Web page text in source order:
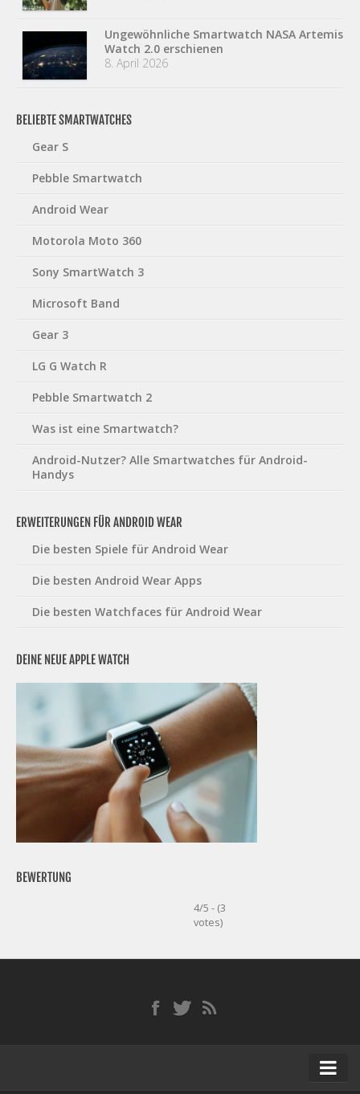
Ungewöhnliche Smartwatch NASA Artemis
Watch 2.0 erschienen
8. April 2026
BELIEBTE SMARTWATCHES
Gear S
Pebble Smartwatch
Android Wear
Motorola Moto 360
Sony SmartWatch 3
Microsoft Band
Gear 3
LG G Watch R
Pebble Smartwatch 2
Was ist eine Smartwatch?
Android-Nutzer? Alle Smartwatches für Android-
Handys
ERWEITERUNGEN FÜR ANDROID WEAR
Die besten Spiele für Android Wear
Die besten Android Wear Apps
Die besten Watchfaces für Android Wear
DEINE NEUE APPLE WATCH
BEWERTUNG
4/5 - (3
votes)